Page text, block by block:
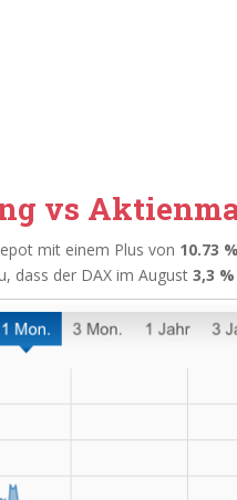
vs
mit einem Plus von 10.73 %
dass der DAX im August 3,3 %